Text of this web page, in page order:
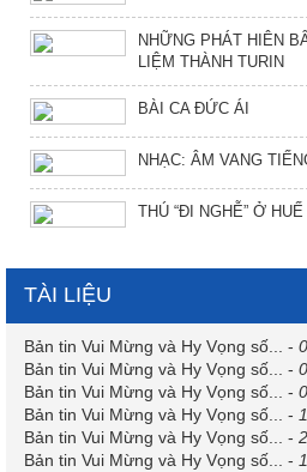
NHỮNG PHÁT HIÊN
LIỆM THÀNH TURIN
BÀI CA ĐỨC ÁI
NHẠC: ÂM VANG
THÚ “ĐI NGHỄ” Ở HUẾ
TÀI LIỆU
Bản tin Vui Mừng và Hy Vọng số... -
Bản tin Vui Mừng và Hy Vọng số...
-
Bản tin Vui Mừng và Hy Vọng số...
-
Bản tin Vui Mừng và Hy Vọng số...
-
Bản tin Vui Mừng và Hy Vọng số...
-
Bản tin Vui Mừng và Hy Vọng số...
-